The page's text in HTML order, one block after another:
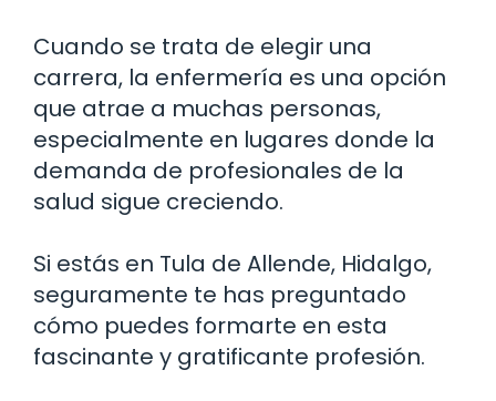
Cuando se trata de elegir una
carrera, la enfermería es una opción
que atrae a muchas personas,
especialmente en lugares donde la
demanda de profesionales de la
salud sigue creciendo.
Si estás en Tula de Allende, Hidalgo,
seguramente te has preguntado
cómo puedes formarte en esta
fascinante y gratificante profesión.